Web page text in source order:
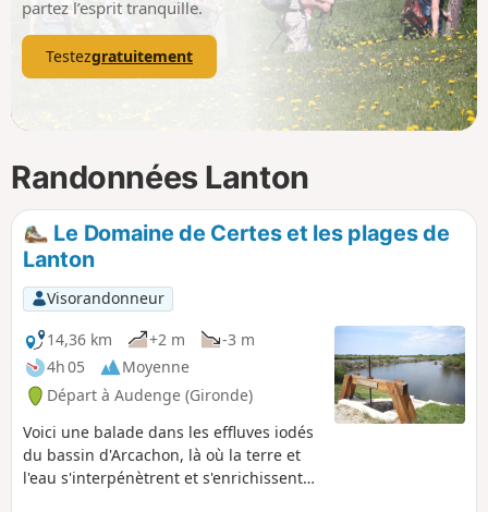
partez l’esprit tranquille.
Testezgratuitement
Randonnées Lanton
Le Domaine de Certes et les plages de
Lanton
Visorandonneur
14,36 km
+2 m
-3 m
4h 05
Moyenne
Départ à Audenge (Gironde)
Voici une balade dans les effluves iodés
du bassin d'Arcachon, là où la terre et
l'eau s'interpénètrent et s'enrichissent